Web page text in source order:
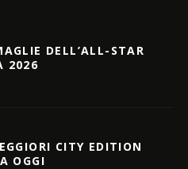
DELL’ALL-STAR
2026
CITY EDITION
OGGI